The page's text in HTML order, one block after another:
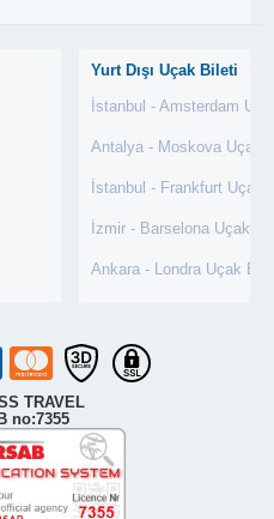
Yurt Dışı Uçak Bileti
İstanbul - Amsterdam
Antalya - Moskova Uçak
İstanbul - Frankfurt Uçak
İzmir - Barselona Uçak
Ankara - Londra Uçak
TRAVEL
no:7355